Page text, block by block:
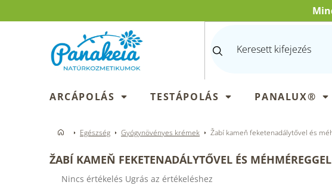
ARCÁPOLÁS TESTÁPOLÁS PANALUX®
Egészség Gyógynövényes krémek Žabí kameň feketenadálytővel és
ŽABÍ KAMEŇ FEKETENADÁLYTŐVEL ÉS
A
Nincs értékelés Ugrás az értékeléshez